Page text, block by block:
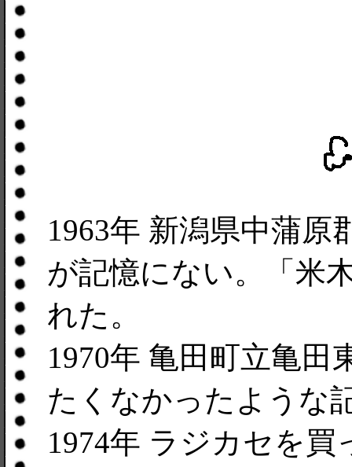
1963年 新潟県中蒲
が記憶にない。「米
れた。
1970年 亀田町立亀田
たくなかったような
1974年 ラジカセを